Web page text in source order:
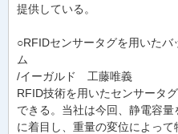
提供している。
○RFIDセンサータグを用いた
ム
/イーガルド 工藤唯義
RFID技術を用いたセンサータ
できる。当社は今回、静電容
に着目し、重量の変位によっ